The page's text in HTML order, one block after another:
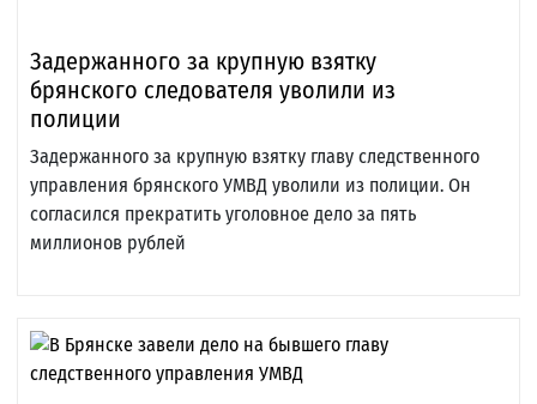
Задержанного за крупную взятку
брянского следователя уволили из
полиции
Задержанного за крупную взятку главу следственного
управления брянского УМВД уволили из полиции. Он
согласился прекратить уголовное дело за пять
миллионов рублей